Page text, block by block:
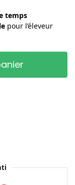
temps
pour l’éleveur